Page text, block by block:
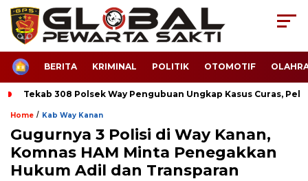
HOMEBERITA KRIMINAL POLITIK OTOMOTIF
Tekab 308 Polsek Way Pengubuan Ungkap Kasus Curas,
Home / Kab Way Kanan
Gugurnya 3 Polisi di Way Kanan,
Komnas HAM Minta Penegakkan
Hukum Adil dan Transparan